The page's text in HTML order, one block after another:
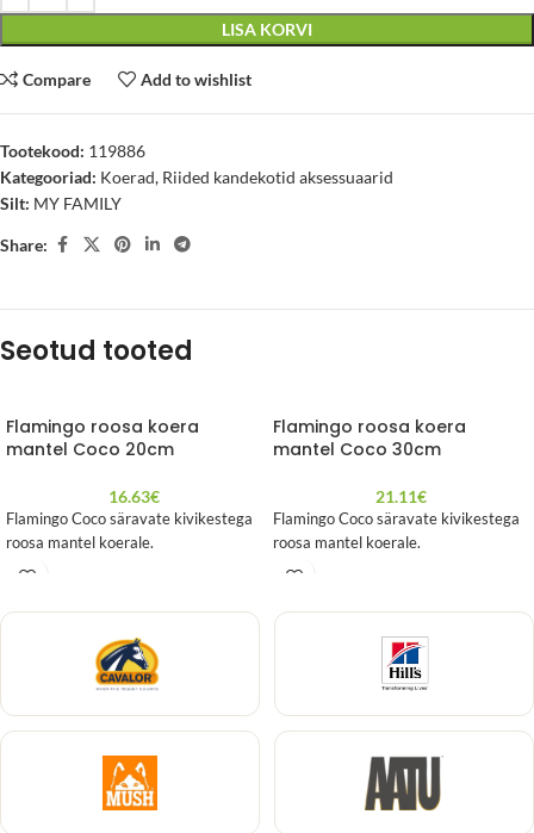
LISA KORVI
Compare Add to wishlist
Tootekood: 119886
Kategooriad: Koerad, Riided kandekotid aksessuaarid
Silt: MY FAMILY
Share:
Seotud tooted
Flamingo roosa koera
mantel Coco 20cm
16.63€
Flamingo Coco säravate kivikestega
roosa mantel koerale.
Flamingo roosa koera
mantel Coco 30cm
21.11€
Flamingo Coco säravate kivikestega
roosa mantel koerale.